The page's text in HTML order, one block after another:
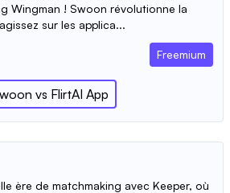
Wingman ! Swoon révolutionne la
sur les applica...
Freemium
vs FlirtAI App
ère de matchmaking avec Keeper, où